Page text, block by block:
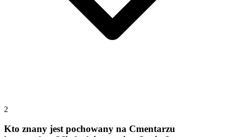
2
Kto znany jest pochowany na Cmentarzu